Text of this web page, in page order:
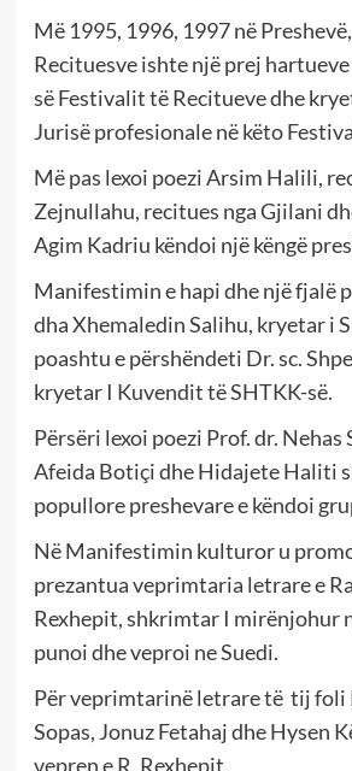
Më 1995, 1996, 1997 në
Recituesve ishte një prej
së Festivalit të Recitueve dhe
Jurisë profesionale në këto
Më pas lexoi poezi Arsim Halili,
Zejnullahu, recitues nga Gjilani
Agim Kadriu këndoi një këngë
Manifestimin e hapi dhe një fjalë
dha Xhemaledin Salihu, kryetar i
poashtu e përshëndeti Dr. sc.
kryetar I Kuvendit të SHTKK-së.
Përsëri lexoi poezi Prof. dr. Nehas
Afeida Botiçi dhe Hidajete Haliti
popullore preshevare e këndoi
Në Manifestimin kulturor u
prezantua veprimtaria letrare e
Rexhepit, shkrimtar I mirënjohur
punoi dhe veproi ne Suedi.
Për veprimtarinë letrare të tij foli
Sopas, Jonuz Fetahaj dhe Hysen
vepren e R. Rexhepit.